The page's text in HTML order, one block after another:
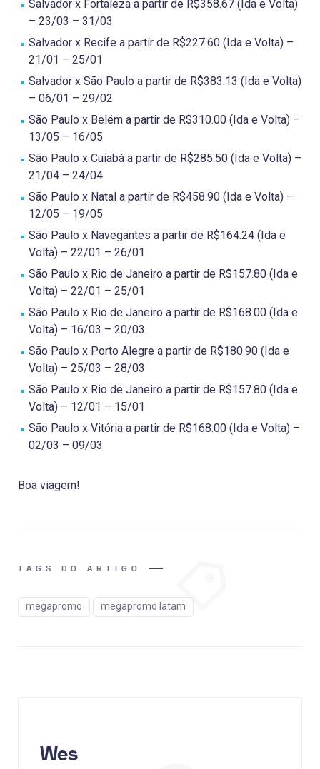
Salvador x Fortaleza a partir de R$358.67 (Ida e Volta)
– 23/03 – 31/03
Salvador x Recife a partir de R$227.60 (Ida e Volta) –
21/01 – 25/01
Salvador x São Paulo a partir de R$383.13 (Ida e Volta)
– 06/01 – 29/02
São Paulo x Belém a partir de R$310.00 (Ida e Volta) –
13/05 – 16/05
São Paulo x Cuiabá a partir de R$285.50 (Ida e Volta) –
21/04 – 24/04
São Paulo x Natal a partir de R$458.90 (Ida e Volta) –
12/05 – 19/05
São Paulo x Navegantes a partir de R$164.24 (Ida e
Volta) – 22/01 – 26/01
São Paulo x Rio de Janeiro a partir de R$157.80 (Ida e
Volta) – 22/01 – 25/01
São Paulo x Rio de Janeiro a partir de R$168.00 (Ida e
Volta) – 16/03 – 20/03
São Paulo x Porto Alegre a partir de R$180.90 (Ida e
Volta) – 25/03 – 28/03
São Paulo x Rio de Janeiro a partir de R$157.80 (Ida e
Volta) – 12/01 – 15/01
São Paulo x Vitória a partir de R$168.00 (Ida e Volta) –
02/03 – 09/03
Boa viagem!
TAGS DO ARTIGO
megapromo megapromo latam
Wes